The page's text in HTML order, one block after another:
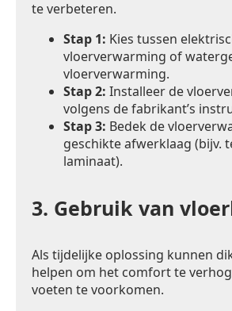
te verbeteren.
Stap 1: Kies tussen
vloerverwarming of
vloerverwarming.
Stap 2: Installeer de
volgens de fabrikant’s
Stap 3: Bedek de
geschikte afwerklaag (bijv.
laminaat).
3. Gebruik van
Als tijdelijke oplossing kunnen
helpen om het comfort te
voeten te voorkomen.